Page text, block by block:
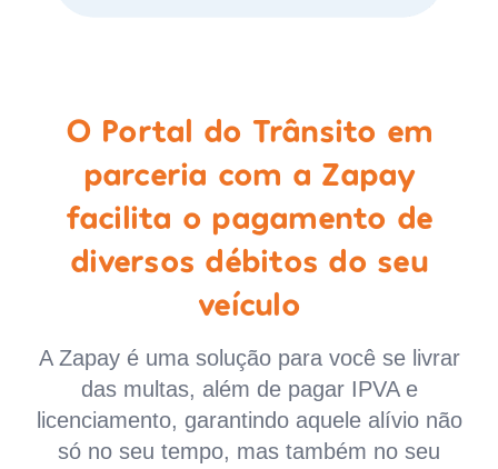
O Portal do Trânsito em
parceria com a Zapay
facilita o pagamento de
diversos débitos do seu
veículo
A Zapay é uma solução para você se livrar
das multas, além de pagar IPVA e
licenciamento, garantindo aquele alívio não
só no seu tempo, mas também no seu